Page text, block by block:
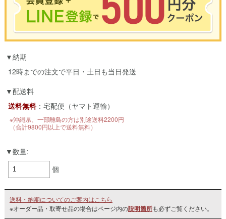
LINEのアカウントを使って簡単に会員登録＆ログインすることも可能です。
納期
12時までの注文で平日・土日も当日発送
配送料
送料無料：宅配便（ヤマト運輸）
※沖縄県、一部離島の方は別途送料2200円
（合計9800円以上で送料無料）
数量:
個
送料・納期についてのご案内はこちら
※オーダー品・取寄せ品の場合はページ内の説明箇所も必ずご覧ください。